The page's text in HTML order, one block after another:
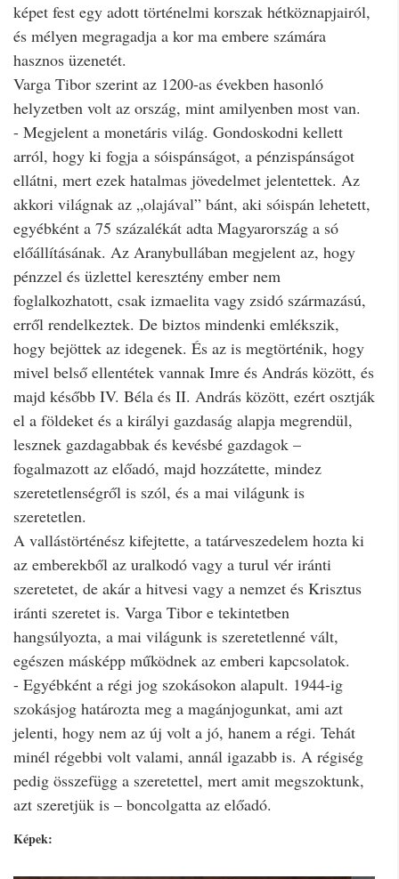
képet fest egy adott történelmi korszak hétköznapjairól,
és mélyen megragadja a kor ma embere számára
hasznos üzenetét.
Varga Tibor szerint az 1200-as években hasonló
helyzetben volt az ország, mint amilyenben most van.
- Megjelent a monetáris világ. Gondoskodni kellett
arról, hogy ki fogja a sóispánságot, a pénzispánságot
ellátni, mert ezek hatalmas jövedelmet jelentettek. Az
akkori világnak az „olajával” bánt, aki sóispán lehetett,
egyébként a 75 százalékát adta Magyarország a só
előállításának. Az Aranybullában megjelent az, hogy
pénzzel és üzlettel keresztény ember nem
foglalkozhatott, csak izmaelita vagy zsidó származású,
erről rendelkeztek. De biztos mindenki emlékszik,
hogy bejöttek az idegenek. És az is megtörténik, hogy
mivel belső ellentétek vannak Imre és András között, és
majd később IV. Béla és II. András között, ezért osztják
el a földeket és a királyi gazdaság alapja megrendül,
lesznek gazdagabbak és kevésbé gazdagok –
fogalmazott az előadó, majd hozzátette, mindez
szeretetlenségről is szól, és a mai világunk is
szeretetlen.
A vallástörténész kifejtette, a tatárveszedelem hozta ki
az emberekből az uralkodó vagy a turul vér iránti
szeretetet, de akár a hitvesi vagy a nemzet és Krisztus
iránti szeretet is. Varga Tibor e tekintetben
hangsúlyozta, a mai világunk is szeretetlenné vált,
egészen másképp működnek az emberi kapcsolatok.
- Egyébként a régi jog szokásokon alapult. 1944-ig
szokásjog határozta meg a magánjogunkat, ami azt
jelenti, hogy nem az új volt a jó, hanem a régi. Tehát
minél régebbi volt valami, annál igazabb is. A régiség
pedig összefügg a szeretettel, mert amit megszoktunk,
azt szeretjük is – boncolgatta az előadó.
Képek: